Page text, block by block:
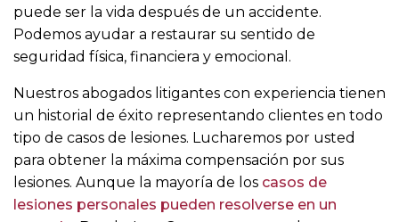
puede ser la vida después de un accidente.
Podemos ayudar a restaurar su sentido de
seguridad física, financiera y emocional.
Nuestros abogados litigantes con experiencia tienen
un historial de éxito representando clientes en todo
tipo de casos de lesiones. Lucharemos por usted
para obtener la máxima compensación por sus
lesiones. Aunque la mayoría de los casos de
lesiones personales pueden resolverse en un